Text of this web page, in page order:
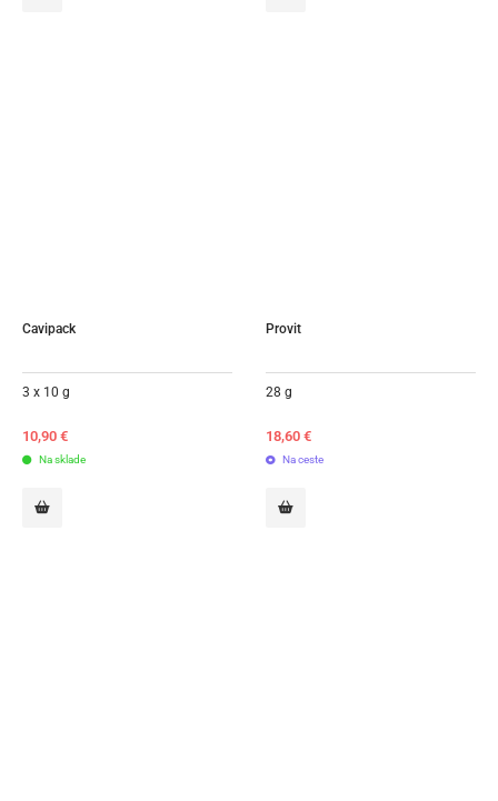
Cavipack
3 x 10 g
10,90 €
Na sklade
Provit
28 g
18,60 €
Na ceste